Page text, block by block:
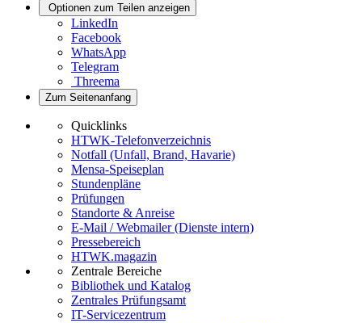
Optionen zum Teilen anzeigen
LinkedIn
Facebook
WhatsApp
Telegram
Threema
Zum Seitenanfang
Quicklinks
HTWK-Telefonverzeichnis
Notfall (Unfall, Brand, Havarie)
Mensa-Speiseplan
Stundenpläne
Prüfungen
Standorte & Anreise
E-Mail / Webmailer (Dienste intern)
Pressebereich
HTWK.magazin
Zentrale Bereiche
Bibliothek und Katalog
Zentrales Prüfungsamt
IT-Servicezentrum